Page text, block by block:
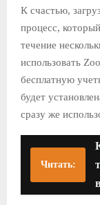
К счастью,
процесс,
течение
использовать
бесплатную
будет
сразу же
Читать: